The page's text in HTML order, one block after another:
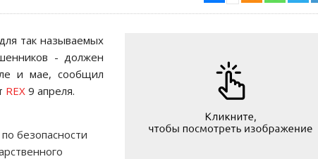
так называемых
- должен
и мае, сообщил
REX 9 апреля.
безопасности